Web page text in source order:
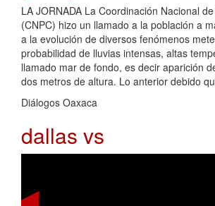
LA JORNADA La Coordinación Nacional
(CNPC) hizo un llamado a la población a
a la evolución de diversos fenómenos
probabilidad de lluvias intensas, altas
llamado mar de fondo, es decir aparición
dos metros de altura. Lo anterior debido
Diálogos Oaxaca
dallas vs